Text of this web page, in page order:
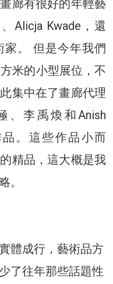
廊有很好的年輕藝
Alicja Kwade，還
家。 但是今年我們
米的小型展位，不
集中在了畫廊代理
、李禹煥和Anish
。這些作品小而
精品，這大概是我
。
體成行，藝術品方
了往年那些話題性